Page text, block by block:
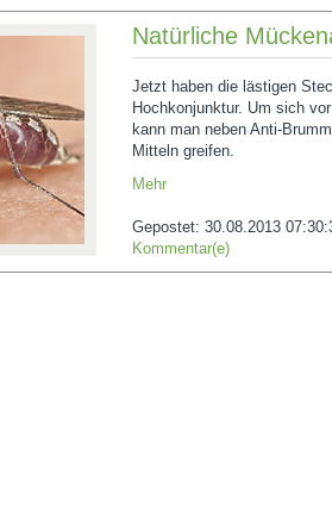
Natürliche
Jetzt haben die lästigen
Hochkonjunktur. Um sich
kann man neben Anti-
Mitteln greifen.
Mehr
Gepostet: 30.08.2013
Kommentar(e)